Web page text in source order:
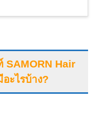
SAMORN Hair
ะไรบ้าง?